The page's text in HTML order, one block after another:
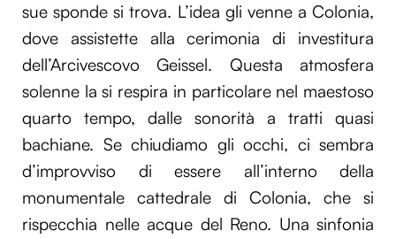
sue sponde si trova. L’idea gli venne a Colonia,
dove assistette alla cerimonia di investitura
dell’Arcivescovo Geissel. Questa atmosfera
solenne la si respira in particolare nel maestoso
quarto tempo, dalle sonorità a tratti quasi
bachiane. Se chiudiamo gli occhi, ci sembra
d’improvviso di essere all’interno della
monumentale cattedrale di Colonia, che si
rispecchia nelle acque del Reno. Una sinfonia